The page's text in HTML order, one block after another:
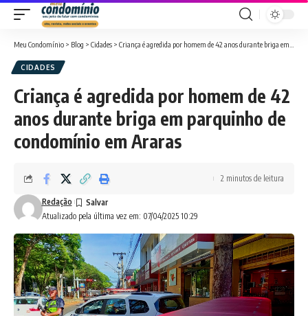
Meu Condomínio > Blog > Cidades > Criança é agredida por homem de 42 anos durante briga em parquinho de condomínio em Araras
CIDADES
Criança é agredida por homem de 42
anos durante briga em parquinho de
condomínio em Araras
Atualizado pela última vez em: 07/04/2025 10:29
Redação
2 minutos de leitura